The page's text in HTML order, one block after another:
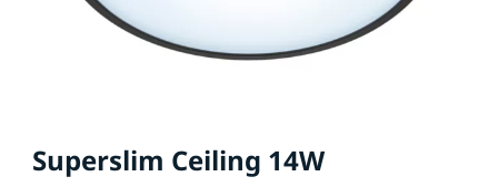
Superslim Ceiling 14W